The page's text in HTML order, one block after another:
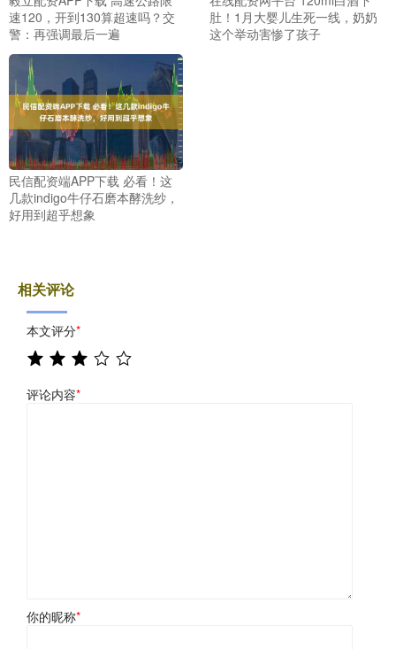
速120，开到130算超速吗？交
警：再强调最后一遍
肚！1月大婴儿生死一线，奶奶
这个举动害惨了孩子
民信配资端APP下载 必看！这
几款indigo牛仔石磨本酵洗纱，
好用到超乎想象
相关评论
本文评分*
评论内容*
你的昵称*